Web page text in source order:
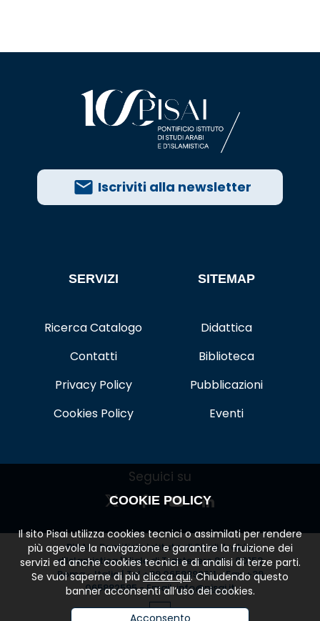
Iscriviti alla newsletter
SERVIZI
Ricerca Catalogo
Contatti
Privacy Policy
Cookies Policy
SITEMAP
Didattica
Biblioteca
Pubblicazioni
Eventi
Seguici su
PISAI - Pontificio Istituto di Studi Arabi e
d'Islamistica | Viale di Trastevere 89 - 00153
Roma - Italia | Tel.+39 0658392611 - Fax: +39
065882595 - Email:info@pisai.it
COOKIE POLICY
Il sito Pisai utilizza cookies tecnici o assimilati per rendere
più agevole la navigazione e garantire la fruizione dei
servizi ed anche cookies tecnici e di analisi di terze parti.
Se vuoi saperne di piùclicca qui. Chiudendo questo
banner acconsenti all’uso dei cookies.
Acconsento